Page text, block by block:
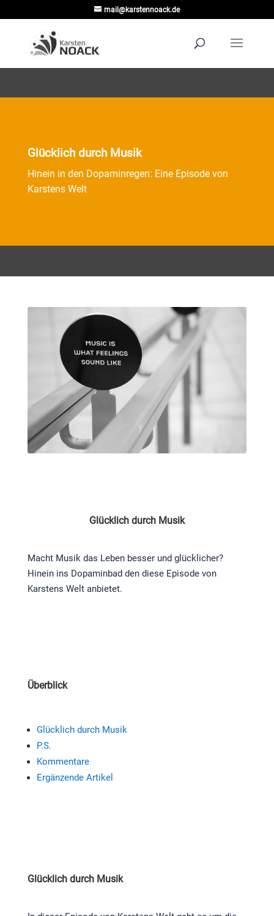
mail@karstennoack.de
Glücklich durch Musik
Hinein in den Dopaminregen: Eine Episode von
Karstens Welt
Glücklich durch Musik
Macht Musik das Leben besser und glücklicher?
Hinein ins Dopaminbad den diese Episode von
Karstens Welt anbietet.
Überblick
Glücklich durch Musik
P.S.
Kommentare
Ergänzende Artikel
Glücklich durch Musik